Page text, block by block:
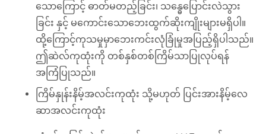
သောကြောင့် ဓာတ်မတည့်ခြင်း၊ သန္ဓေပြောင်းလဲသွား
ခြင်း နှင့် မကောင်းသောဘေးထွက်ဆိုးကျိုးများမရှိပါ။
ထို့ကြောင့်ကုသမှုမှာဘေးကင်းလုံခြုံမှုအပြည့်ရှိပါသည်။
ဤဆဲလ်ကုထုံးကို တစ်နှစ်တစ်ကြိမ်သာပြုလုပ်ရန်
အကြံပြုသည်။
ကြိမ်နှုန်းနိမ့်အလင်းကုထုံး သို့မဟုတ် ပြင်းအားနိမ့်လေ
ဆာအလင်းကုထုံး